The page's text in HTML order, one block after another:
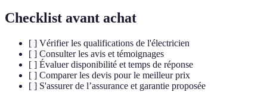
Checklist avant achat
[ ] Vérifier les qualifications de l'électricien
[ ] Consulter les avis et témoignages
[ ] Évaluer disponibilité et temps de réponse
[ ] Comparer les devis pour le meilleur prix
[ ] S'assurer de l’assurance et garantie proposée